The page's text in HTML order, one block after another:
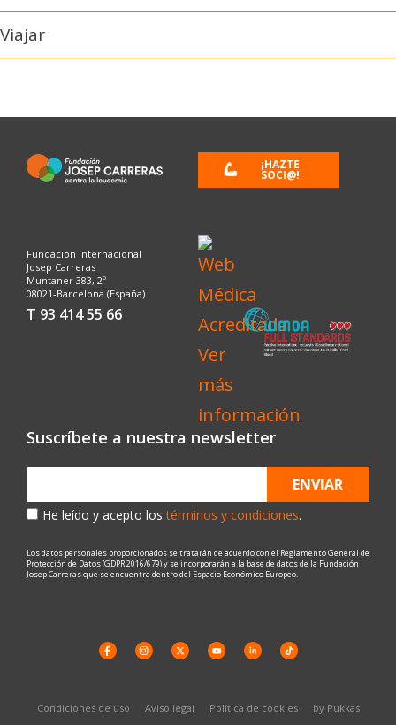
Viajar
Fundación Internacional
Josep Carreras
Muntaner 383, 2º
08021-Barcelona (España)
T 93 414 55 66
¡HAZTE
SOCI@!
Suscríbete a nuestra newsletter
He leído y acepto lostérminos y condiciones.
ENVIAR
Los datos personales proporcionados se tratarán de acuerdo con el Reglamento General de
Protección de Datos (GDPR 2016/679) y se incorporarán a la base de datos de la Fundación
Josep Carreras que se encuentra dentro del Espacio Económico Europeo.
Condiciones de uso Aviso legal Política de cookies by Pukkas